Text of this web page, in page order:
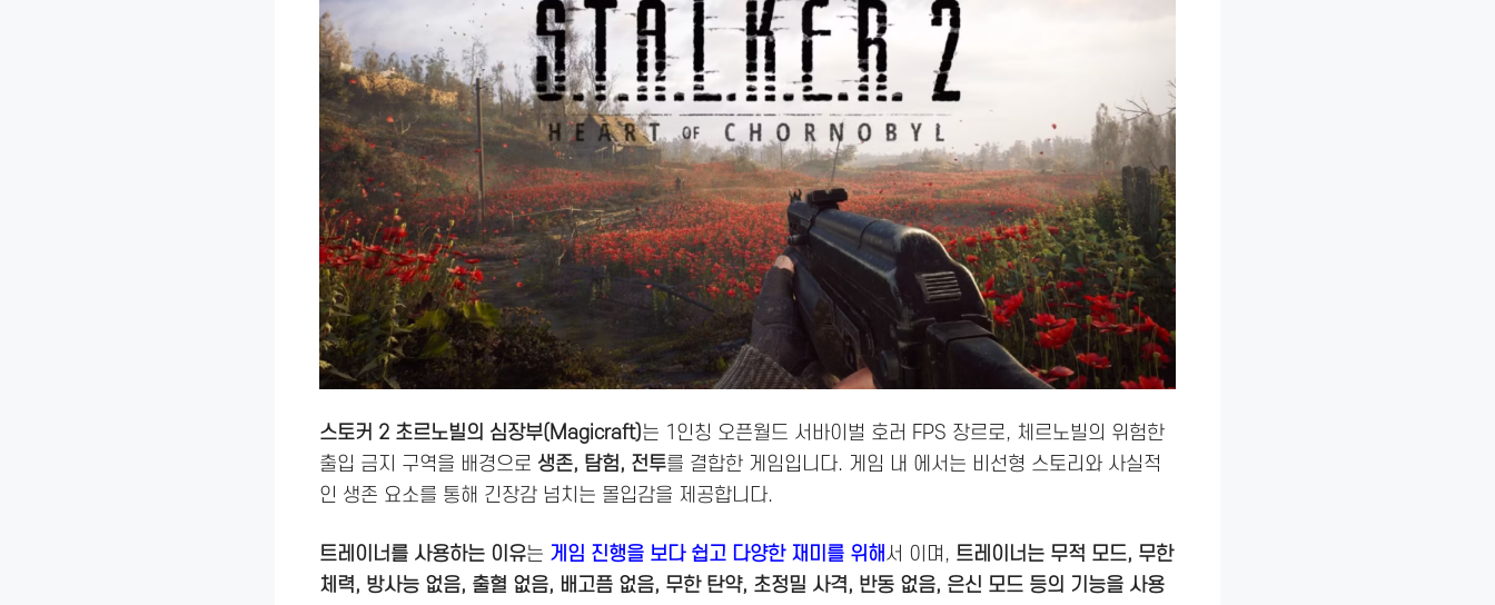
스토커 2 초르노빌의 심장부(Magicraft)는 1인칭 오픈월드 서바이벌 호러 FPS 장르로, 체르노빌의 위험한
출입 금지 구역을 배경으로 생존, 탐험, 전투를 결합한 게임입니다. 게임 내 에서는 비선형 스토리와 사실적
인 생존 요소를 통해 긴장감 넘치는 몰입감을 제공합니다.
트레이너를 사용하는 이유는 게임 진행을 보다 쉽고 다양한 재미를 위해서 이며, 트레이너는 무적 모드, 무한
체력, 방사능 없음, 출혈 없음, 배고픔 없음, 무한 탄약, 초정밀 사격, 반동 없음, 은신 모드 등의 기능을 사용